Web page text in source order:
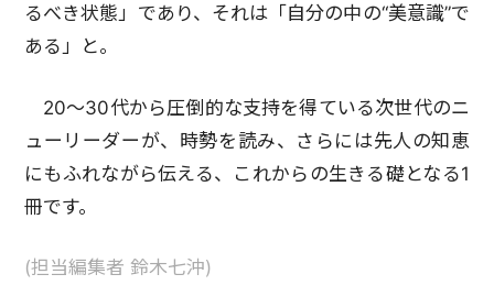
るべき状態」であり、それは「自分の中の“美意識”で
ある」と。
20〜30代から圧倒的な支持を得ている次世代のニ
ューリーダーが、時勢を読み、さらには先人の知恵
にもふれながら伝える、これからの生きる礎となる1
冊です。
(担当編集者 鈴木七沖)